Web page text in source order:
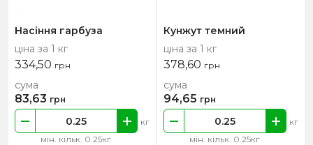
Насіння гарбуза
ціна за 1 кг
334,50 грн
мін. кільк. 0.25кг
кг
сума
83,63 грн
Кунжут темний
ціна за 1 кг
378,60 грн
мін. кільк. 0.25кг
кг
сума
94,65 грн